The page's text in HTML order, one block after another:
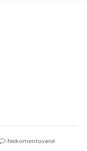
Nekomentované